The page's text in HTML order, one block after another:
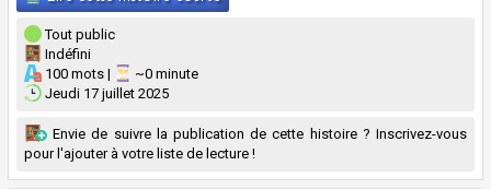
Tout public
Indéfini
100 mots |
~0 minute
Jeudi 17 juillet 2025
Envie de suivre la publication de cette histoire ? Inscrivez-vous
pour l'ajouter à votre liste de lecture !